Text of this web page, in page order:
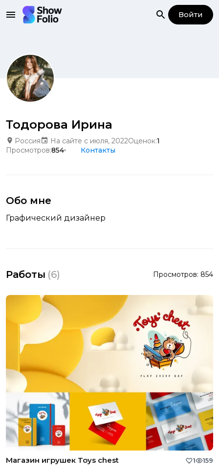
Войти
Тодорова Ирина
Россия На сайте с июля, 2022Оценок:1
Просмотров:854 Контакты
Обо мне
Графический дизайнер
Работы (6) Просмотров: 854
Магазин игрушек Toys chest 1 159